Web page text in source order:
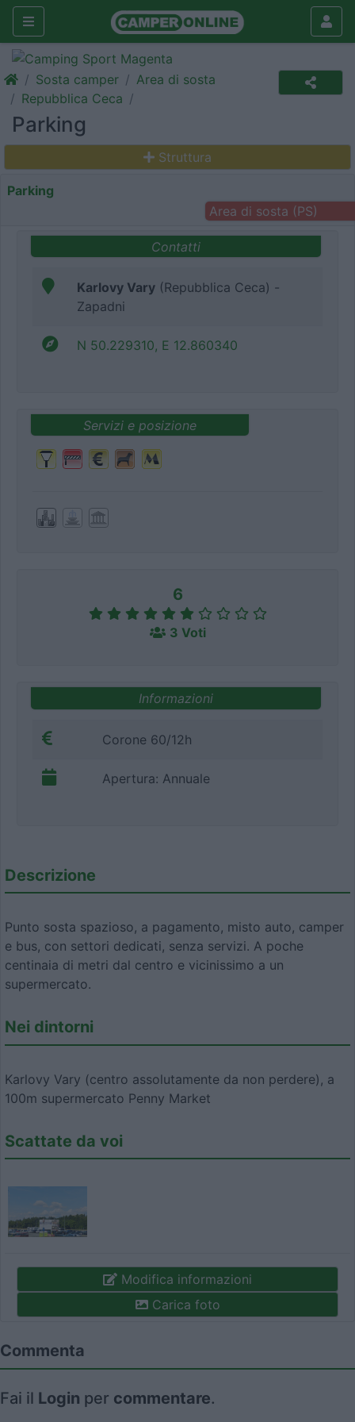
Sosta camper
Area di sosta
Repubblica Ceca
Parking
Struttura
Parking
Area di sosta (PS)
Contatti
Karlovy Vary (Repubblica Ceca) -
Zapadni
N 50.229310, E 12.860340
Servizi e posizione
6
3 Voti
Informazioni
Corone 60/12h
Apertura: Annuale
Descrizione
Punto sosta spazioso, a pagamento, misto auto, camper
e bus, con settori dedicati, senza servizi. A poche
centinaia di metri dal centro e vicinissimo a un
supermercato.
Nei dintorni
Karlovy Vary (centro assolutamente da non perdere), a
100m supermercato Penny Market
Scattate da voi
Modifica informazioni
Carica foto
Commenta
Fai il Login per commentare.